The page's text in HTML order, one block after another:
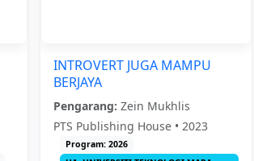
INTROVERT JUGA MAMPU
BERJAYA
Pengarang: Zein Mukhlis
PTS Publishing House • 2023
Program: 2026